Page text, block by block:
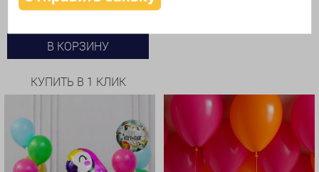
В КОРЗИНУ
КУПИТЬ В 1 КЛИК